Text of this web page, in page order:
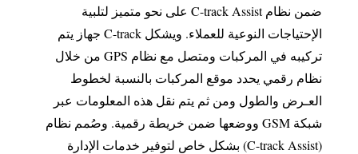
ضمن نظام C-track Assist على نحو متميز لتلبية
الإحتياجات النوعية للعملاء. ويشكل C-track جهاز يتم
تركيبه في المركبات ومتصل مع نظام GPS من خلال
نظام رقمي يحدد موقع المركبات بالنسبة لخطوط
العـرض والطول ومن ثم يتم نقل هذه المعلومات عبر
شبكة GSM ووضعها ضمن خريطة رقمية. وصُمم نظام
(C-track Assist) بشكل خاص لتوفير خدمات الإدارة